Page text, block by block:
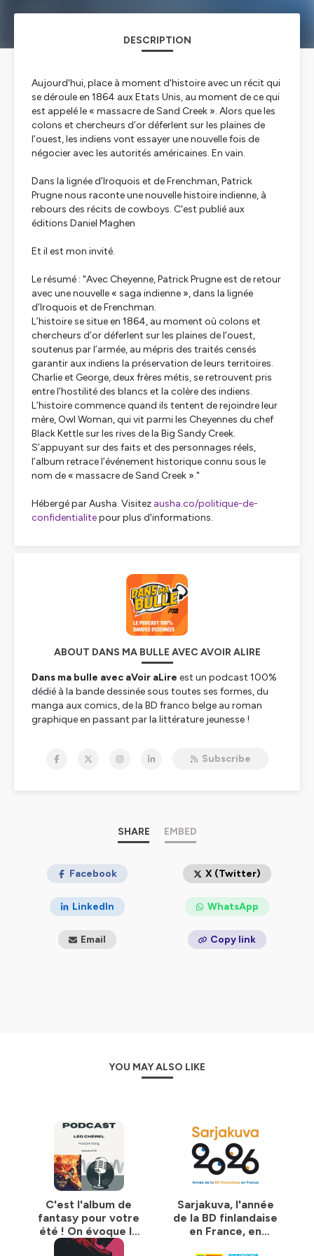
DESCRIPTION
Aujourd'hui, place à moment d'histoire avec un récit qui
se déroule en 1864 aux Etats Unis, au moment de ce qui
est appelé le « massacre de Sand Creek ». Alors que les
colons et chercheurs d’or déferlent sur les plaines de
l’ouest, les indiens vont essayer une nouvelle fois de
négocier avec les autorités américaines. En vain.
Dans la lignée d’Iroquois et de Frenchman, Patrick
Prugne nous raconte une nouvelle histoire indienne, à
rebours des récits de cowboys. C'est publié aux
éditions Daniel Maghen
Et il est mon invité.
Le résumé : "Avec Cheyenne, Patrick Prugne est de retour
avec une nouvelle « saga indienne », dans la lignée
d’Iroquois et deFrenchman.
L’histoire se situe en 1864, au moment où colons et
chercheurs d’or déferlent sur les plaines de l’ouest,
soutenus par l’armée, au mépris des traités censés
garantir aux indiens la préservation de leurs territoires.
Charlie et George, deux frères métis, se retrouvent pris
entre l’hostilité des blancs et la colère des indiens.
L’histoire commence quand ils tentent de rejoindre leur
mère, Owl Woman, qui vit parmi les Cheyennes du chef
Black Kettle sur les rives de la Big Sandy Creek.
S’appuyant sur des faits et des personnages réels,
l’album retrace l’événement historique connu sous le
nom de « massacre de Sand Creek »."
Hébergé par Ausha. Visitez ausha.co/politique-de-
confidentialitepour plus d'informations.
ABOUT DANS MA BULLE AVEC AVOIR ALIRE
Dans ma bulle avec aVoir aLire est un podcast 100%
dédié à la bande dessinée sous toutes ses formes, du
manga aux comics, de la BD franco belge au roman
graphique en passant par la littérature jeunesse !
forme d'une interview !
L'émission est présentée par Jérôme Vincent
confidentialite
pour plus d'informations.
Subscribe
SHARE EMBED
Facebook X (Twitter)
LinkedIn WhatsApp
Email Copy link
YOU MAY ALSO LIKE
C'est l'album de
fantasy pour votre
été ! On évoque le
premier tome de
Sarjakuva, l'année
de la BD finlandaise
en France, en